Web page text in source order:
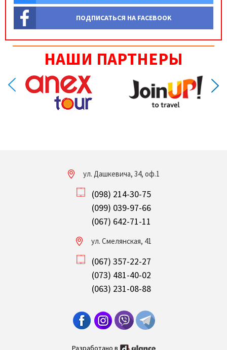
ПОДПИСАТЬСЯ НА FACEBOOK
НАШИ ПАРТНЕРЫ
ул. Дашкевича, 34, оф.1
(098) 214-30-75
(099) 039-97-66
(067) 642-71-11
ул. Смелянская, 41
(067) 357-22-27
(073) 481-40-02
(063) 231-08-88
Разработано в